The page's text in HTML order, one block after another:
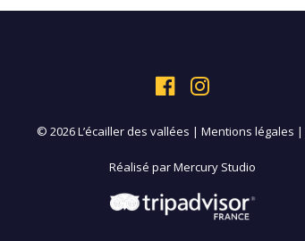
© 2026 L’écailler des vallées | Mentions légales |
Réalisé parMercury Studio